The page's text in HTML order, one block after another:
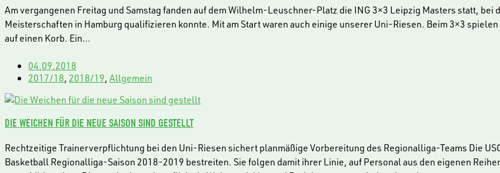
Am vergangenen Freitag und Samstag fanden auf dem Wilhelm-Leuschner-Platz die ING 3×3 Leipzig Masters statt, bei
Meisterschaften in Hamburg qualifizieren konnte. Mit am Start waren auch einige unserer Uni-Riesen. Beim 3×3
auf einen Korb. Ein…
04.09.2018
2017/18, 2018/19, Allgemein
DIE WEICHEN FÜR DIE NEUE SAISON SIND GESTELLT
Rechtzeitige Trainerverpflichtung bei den Uni-Riesen sichert planmäßige Vorbereitung des Regionalliga-Teams Die
Basketball Regionalliga-Saison 2018-2019 bestreiten. Sie folgen damit ihrer Linie, auf Personal aus den eigenen